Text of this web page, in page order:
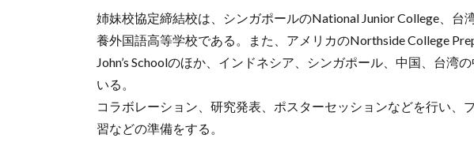
姉妹校協定締結校は、シンガポールのNational Junior College、台
養外国語高等学校である。また、アメリカのNorthside College
John’s Schoolのほか、インドネシア、シンガポール、中国、台湾
いる。
コラボレーション、研究発表、ポスターセッションなどを行い、
習などの準備をする。